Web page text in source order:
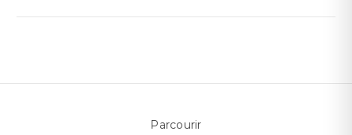
Parcourir